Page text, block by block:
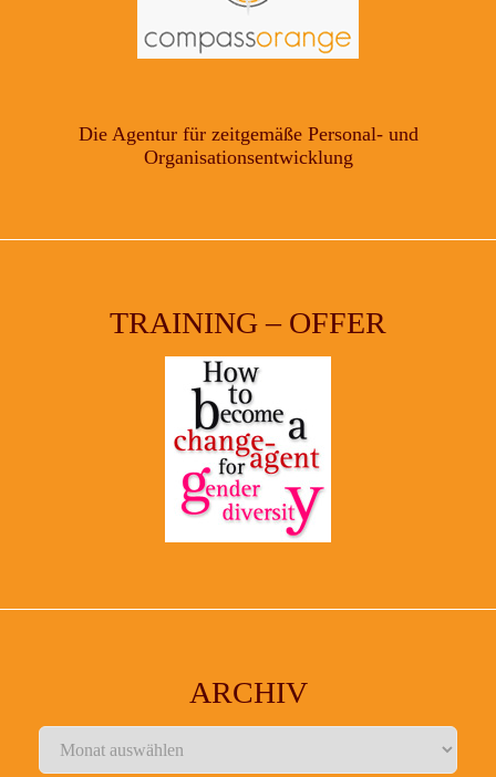
Die Agentur für zeitgemäße Personal- und
Organisationsentwicklung
TRAINING – OFFER
ARCHIV
Archiv